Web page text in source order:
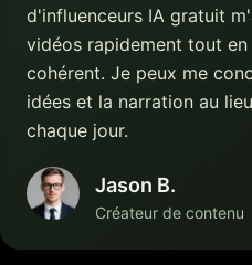
d'influenceurs IA gratuit
vidéos rapidement tout
cohérent. Je peux me
idées et la narration au
chaque jour.
Jason B.
Créateur de contenu